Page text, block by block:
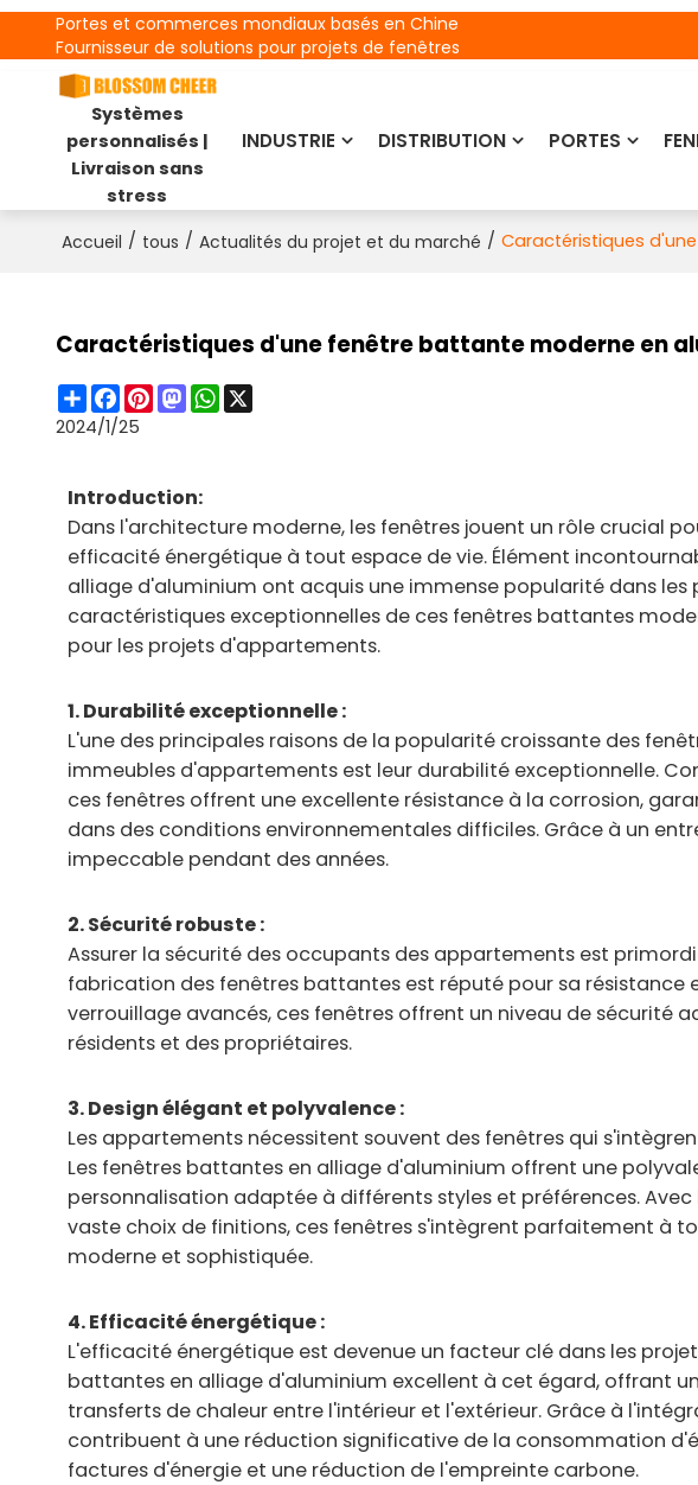
Portes et commerces mondiaux basés en Chine
Fournisseur de solutions pour projets de fenêtres
Systèmes
personnalisés |
Livraison sans
stress
INDUSTRIE DISTRIBUTION PORTES
Accueil / tous / Actualités du projet et du marché / Caractéristiques
Caractéristiques d'une fenêtre battante moderne en
ShareFacebook
Pinterest
Mastodon
WhatsApp
X
2024/1/25
Introduction:
Dans l'architecture moderne, les fenêtres jouent un rôle crucial
efficacité énergétique à tout espace de vie. Élément
alliage d'aluminium ont acquis une immense popularité dans
caractéristiques exceptionnelles de ces fenêtres battantes
pour les projets d'appartements.
1. Durabilité exceptionnelle :
L'une des principales raisons de la popularité croissante des
immeubles d'appartements est leur durabilité exceptionnelle.
ces fenêtres offrent une excellente résistance à la corrosion,
dans des conditions environnementales difficiles. Grâce à un
impeccable pendant des années.
2. Sécurité robuste :
Assurer la sécurité des occupants des appartements est
fabrication des fenêtres battantes est réputé pour sa résistance
verrouillage avancés, ces fenêtres offrent un niveau de sécurité
résidents et des propriétaires.
3. Design élégant et polyvalence :
Les appartements nécessitent souvent des fenêtres qui
Les fenêtres battantes en alliage d'aluminium offrent une
personnalisation adaptée à différents styles et préférences. Avec
vaste choix de finitions, ces fenêtres s'intègrent parfaitement à
moderne et sophistiquée.
4. Efficacité énergétique :
L'efficacité énergétique est devenue un facteur clé dans les
battantes en alliage d'aluminium excellent à cet égard, offrant
transferts de chaleur entre l'intérieur et l'extérieur. Grâce à
contribuent à une réduction significative de la consommation
factures d'énergie et une réduction de l'empreinte carbone.